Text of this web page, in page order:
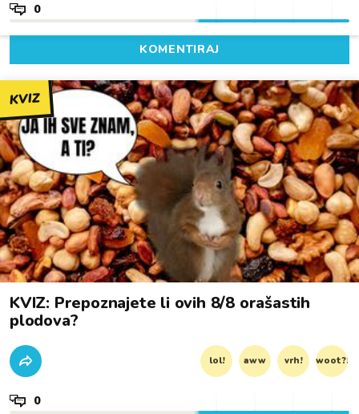
0
KOMENTIRAJ
KVIZ
KVIZ: Prepoznajete li ovih 8/8 orašastih
plodova?
lol! aww vrh! woot?!
0